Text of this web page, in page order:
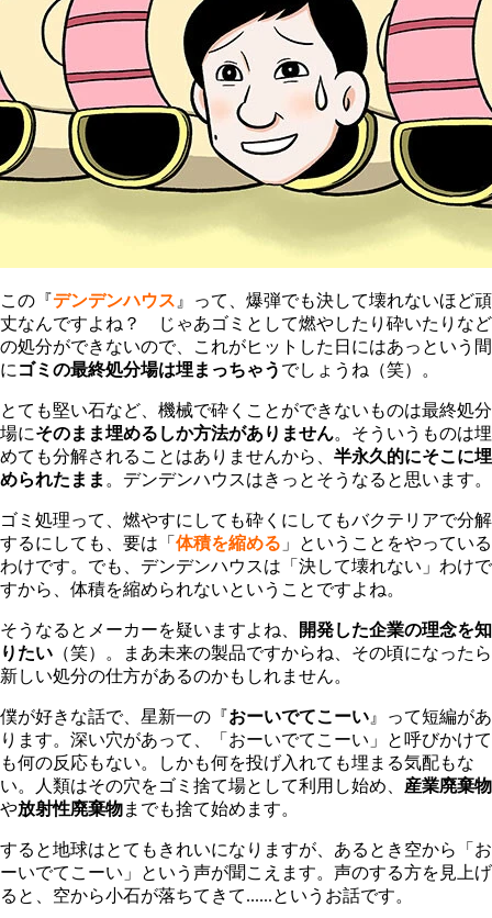
この『デンデンハウス 』って、爆弾でも決して壊れないほど頑
丈なんですよね？ じゃあゴミとして燃やしたり砕いたりなど
の処分ができないので、これがヒットした日にはあっという間
に ゴミの最終処分場は埋まっちゃう でしょうね（笑）。
とても堅い石など、機械で砕くことができないものは最終処分
場にそのまま埋めるしか方法がありません。そういうものは埋
めても分解されることはありませんから、 半永久的にそこに埋
められたまま 。デンデンハウスはきっとそうなると思います。
ゴミ処理って、燃やすにしても砕くにしてもバクテリアで分解
するにしても、要は「 体積を縮める 」ということをやっている
わけです。でも、デンデンハウスは「決して壊れない」わけで
すから、体積を縮められないということですよね。
そうなるとメーカーを疑いますよね、
開発した企業の理念を知
りたい （笑）。まあ未来の製品ですからね、その頃になったら
新しい処分の仕方があるのかもしれません。
僕が好きな話で、星新一の『おーいでてこーい 』って短編があ
ります。深い穴があって、「おーいでてこーい」と呼びかけて
も何の反応もない。しかも何を投げ入れても埋まる気配もな
い。人類はその穴をゴミ捨て場として利用し始め、 産業廃棄物
や放射性廃棄物までも捨て始めます。
すると地球はとてもきれいになりますが、あるとき空から「お
ーいでてこーい」という声が聞こえます。声のする方を見上げ
ると、空から小石が落ちてきて......というお話です。